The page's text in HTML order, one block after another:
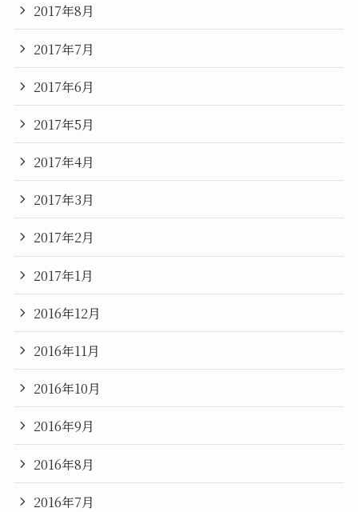
2017年8月
2017年7月
2017年6月
2017年5月
2017年4月
2017年3月
2017年2月
2017年1月
2016年12月
2016年11月
2016年10月
2016年9月
2016年8月
2016年7月